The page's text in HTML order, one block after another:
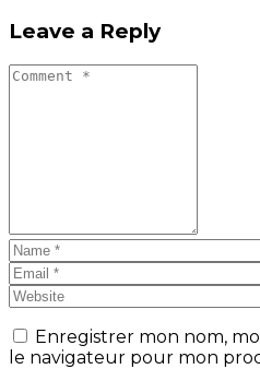
Leave a Reply
Enregistrer mon nom,
le navigateur pour mon